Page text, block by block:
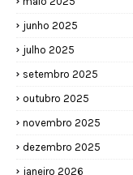
junho 2025
julho 2025
setembro 2025
outubro 2025
novembro 2025
dezembro 2025
janeiro 2026